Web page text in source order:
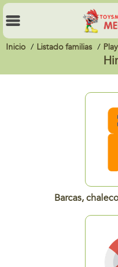
Inicio Listado familias
Barcas,